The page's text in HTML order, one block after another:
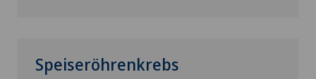
Speiseröhrenkrebs